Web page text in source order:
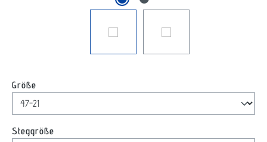
Größe
Steggröße